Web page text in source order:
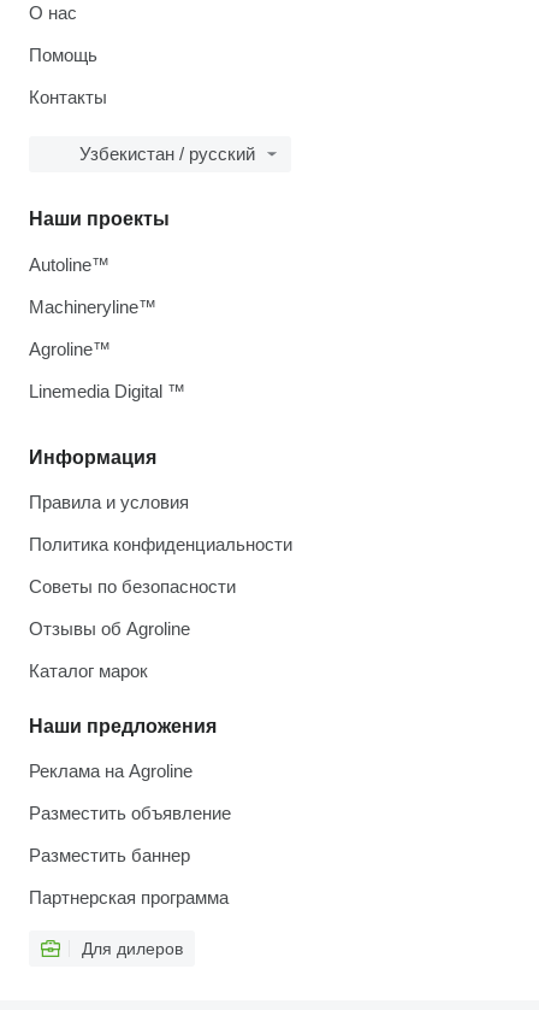
О нас
Помощь
Контакты
Узбекистан / русский
Информация
Правила и условия
Политика конфиденциальности
Советы по безопасности
Отзывы об Agroline
Каталог марок
Наши предложения
Реклама на Agroline
Разместить объявление
Разместить баннер
Партнерская программа
Для дилеров
Наши проекты
Autoline™
Machineryline™
Agroline™
Linemedia Digital ™